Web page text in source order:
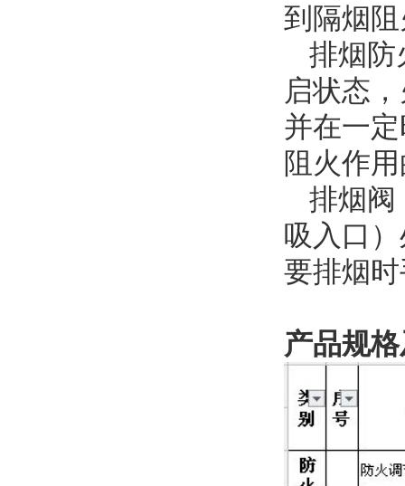
到隔烟
排烟
启状态
并在一
阻火作
排烟
吸入口
要排烟
产品规